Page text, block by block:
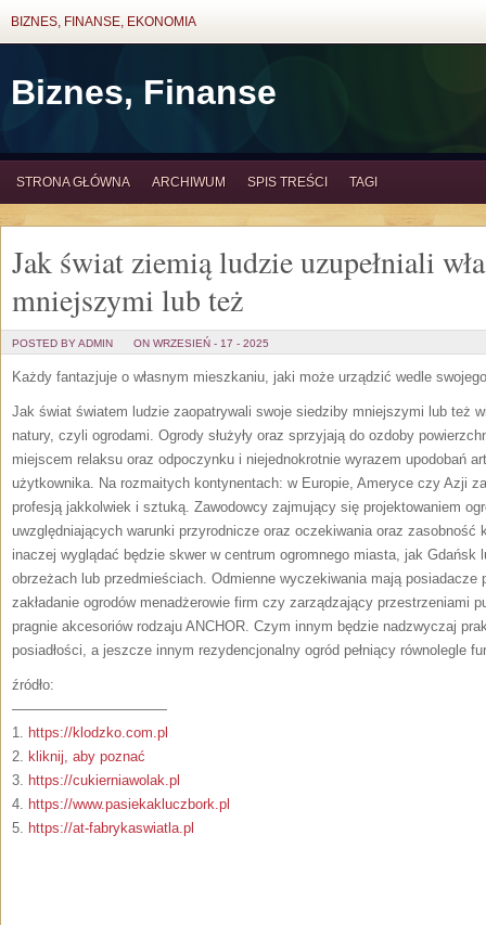
BIZNES, FINANSE, EKONOMIA
Biznes, Finanse
STRONA GŁÓWNA ARCHIWUM SPIS TREŚCI TAGI
Jak świat ziemią ludzie uzupełniali
mniejszymi lub też
POSTED BY ADMIN ON WRZESIEŃ - 17 - 2025
Każdy fantazjuje o własnym mieszkaniu, jaki może urządzić wedle
Jak świat światem ludzie zaopatrywali swoje siedziby mniejszymi lub też
natury, czyli ogrodami. Ogrody służyły oraz sprzyjają do ozdoby
miejscem relaksu oraz odpoczynku i niejednokrotnie wyrazem upodobań
użytkownika. Na rozmaitych kontynentach: w Europie, Ameryce czy Azji
profesją jakkolwiek i sztuką. Zawodowcy zajmujący się projektowaniem
uwzględniających warunki przyrodnicze oraz oczekiwania oraz zasobność
inaczej wyglądać będzie skwer w centrum ogromnego miasta, jak Gdańsk
obrzeżach lub przedmieściach. Odmienne wyczekiwania mają
zakładanie ogrodów menadżerowie firm czy zarządzający przestrzeniami
pragnie akcesoriów rodzaju ANCHOR. Czym innym będzie nadzwyczaj
posiadłości, a jeszcze innym rezydencjonalny ogród pełniący równolegle
źródło:
———————————
1. https://klodzko.com.pl
2. kliknij, aby poznać
3. https://cukierniawolak.pl
4. https://www.pasiekakluczbork.pl
5. https://at-fabrykaswiatla.pl